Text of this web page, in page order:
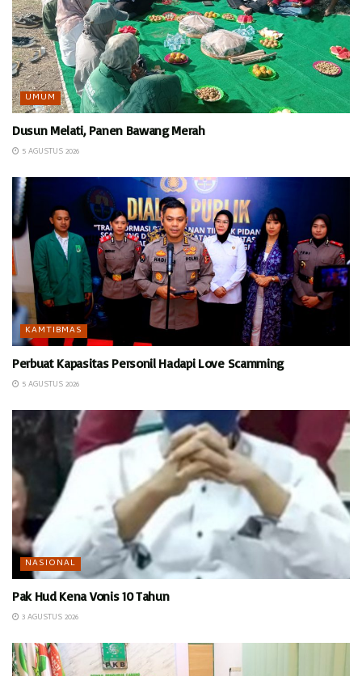
UMUM
Dusun Melati, Panen Bawang Merah
5 AGUSTUS 2026
KAMTIBMAS
Perbuat Kapasitas Personil Hadapi Love Scamming
5 AGUSTUS 2026
NASIONAL
Pak Hud Kena Vonis 10 Tahun
3 AGUSTUS 2026